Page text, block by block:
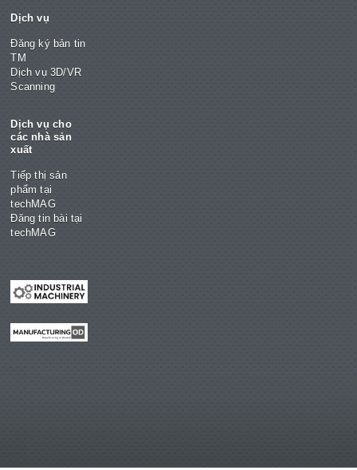
Dịch vụ
Đăng ký bản tin
TM
Dịch vụ 3D/VR
Scanning
Dịch vụ cho
các nhà sản
xuất
Tiếp thị sản
phẩm tại
techMAG
Đăng tin bài tại
techMAG